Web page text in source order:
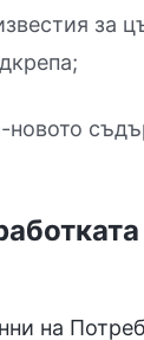
за
новото
на